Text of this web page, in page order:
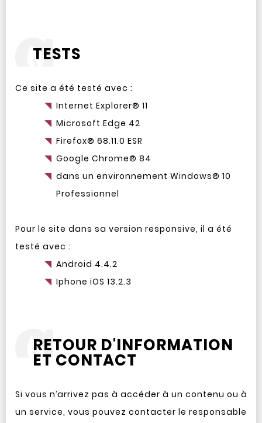
TESTS
Ce site a été testé avec :
Internet Explorer® 11
Microsoft Edge 42
Firefox® 68.11.0 ESR
Google Chrome® 84
dans un environnement Windows® 10
Professionnel
Pour le site dans sa version responsive, il a été
testé avec :
Android 4.4.2
Iphone iOS 13.2.3
RETOUR D'INFORMATION
ET CONTACT
Si vous n’arrivez pas à accéder à un contenu ou à
un service, vous pouvez contacter le responsable